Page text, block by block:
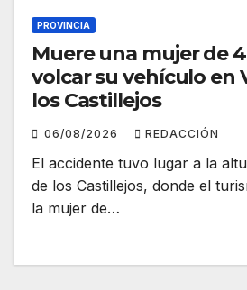
PROVINCIA
Muere una mujer de
volcar su vehículo en
los Castillejos
06/08/2026 REDACCIÓN
El accidente tuvo lugar a la
de los Castillejos, donde el
la mujer de…